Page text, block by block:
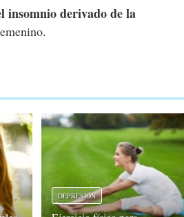
insomnio derivado de la
DEPRESIÓN